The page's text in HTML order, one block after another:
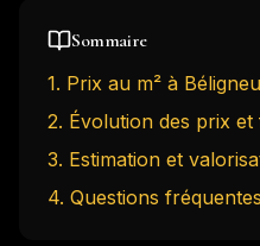
Sommaire
1. Prix au m² à
2. Évolution des prix
3. Estimation et
4. Questions fréquentes